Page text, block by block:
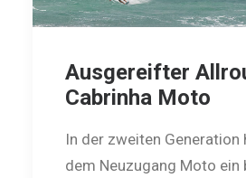
Ausgereifter
Cabrinha Moto
In der zweiten Generation
dem Neuzugang Moto ein